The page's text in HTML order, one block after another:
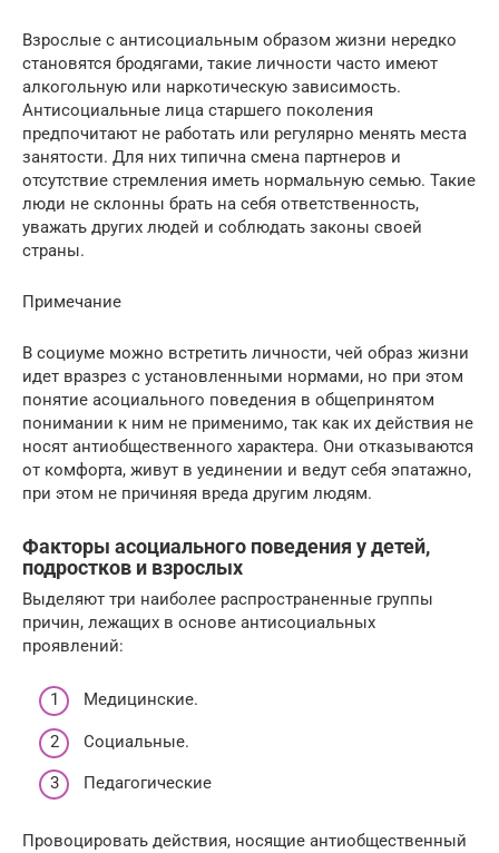
Взрослые с антисоциальным образом жизни нередко
становятся бродягами, такие личности часто имеют
алкогольную или наркотическую зависимость.
Антисоциальные лица старшего поколения
предпочитают не работать или регулярно менять места
занятости. Для них типична смена партнеров и
отсутствие стремления иметь нормальную семью. Такие
люди не склонны брать на себя ответственность,
уважать других людей и соблюдать законы своей
страны.
Примечание
В социуме можно встретить личности, чей образ жизни
идет вразрез с установленными нормами, но при этом
понятие асоциального поведения в общепринятом
понимании к ним не применимо, так как их действия не
носят антиобщественного характера. Они отказываются
от комфорта, живут в уединении и ведут себя эпатажно,
при этом не причиняя вреда другим людям.
Факторы асоциального поведения у детей,
подростков и взрослых
Выделяют три наиболее распространенные группы
причин, лежащих в основе антисоциальных
проявлений:
Медицинские.
Социальные.
Педагогические
Провоцировать действия, носящие антиобщественный